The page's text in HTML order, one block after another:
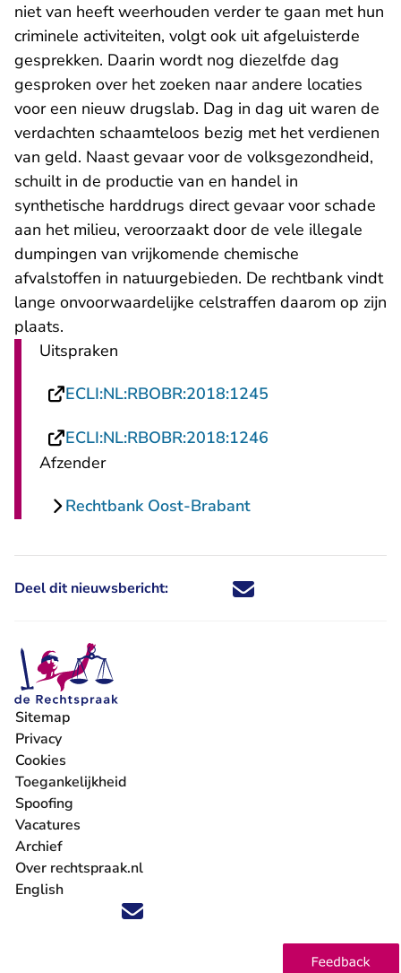
niet van heeft weerhouden verder te gaan met hun
criminele activiteiten, volgt ook uit afgeluisterde
gesprekken. Daarin wordt nog diezelfde dag
gesproken over het zoeken naar andere locaties
voor een nieuw drugslab. Dag in dag uit waren de
verdachten schaamteloos bezig met het verdienen
van geld. Naast gevaar voor de volksgezondheid,
schuilt in de productie van en handel in
synthetische harddrugs direct gevaar voor schade
aan het milieu, veroorzaakt door de vele illegale
dumpingen van vrijkomende chemische
afvalstoffen in natuurgebieden. De rechtbank vindt
lange onvoorwaardelijke celstraffen daarom op zijn
plaats.
Uitspraken
ECLI:NL:RBOBR:2018:1245
ECLI:NL:RBOBR:2018:1246
Afzender
Rechtbank Oost-Brabant
Deel dit nieuwsbericht: Deel dit nieuwsbericht via X -
Deel dit nieuwsbericht via
Deel dit nieuwsbericht
Deel dit
Volg ons op X (Twitter) - U verlaat Rechtspraak.nl
Volg ons op Facebook - U verlaat Rechtspraak.nl
Volg ons op Instagram - U verlaat Rechtspraak.nl
Volg ons op Youtube - U verlaat Rechtspraak.nl
Volg ons op LinkedIn - U verlaat
'Blijf op de hoogte' nieuwsbrief - U verlaat
Sitemap
Privacy
Cookies
Toegankelijkheid
Spoofing
Vacatures
- U verlaat Rechtspraak.nl
Archief
Over rechtspraak.nl
English